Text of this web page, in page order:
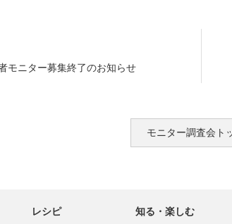
モニター募集終了のお知らせ
モニター調査会ト
レシピ 知る・楽しむ